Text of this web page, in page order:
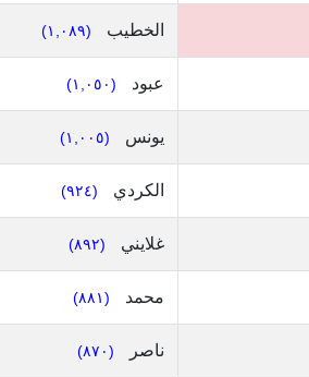
الخطيب (١,٠٨٩)
عبود (١,٠٥٠)
يونس (١,٠٠٥)
الكردي (٩٢٤)
غلايني (٨٩٢)
محمد (٨٨١)
ناصر (٨٧٠)